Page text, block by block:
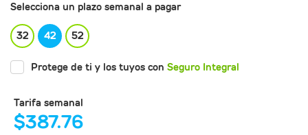
Selecciona un plazo semanal a pagar
32 42 52
Protege de ti y los tuyos con Seguro Integral
Tarifa semanal
$387.76